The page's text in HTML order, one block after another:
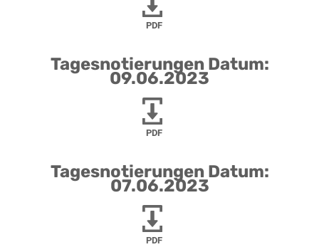
PDF
Tagesnotierungen Datum:
09.06.2023
PDF
Tagesnotierungen Datum:
07.06.2023
PDF